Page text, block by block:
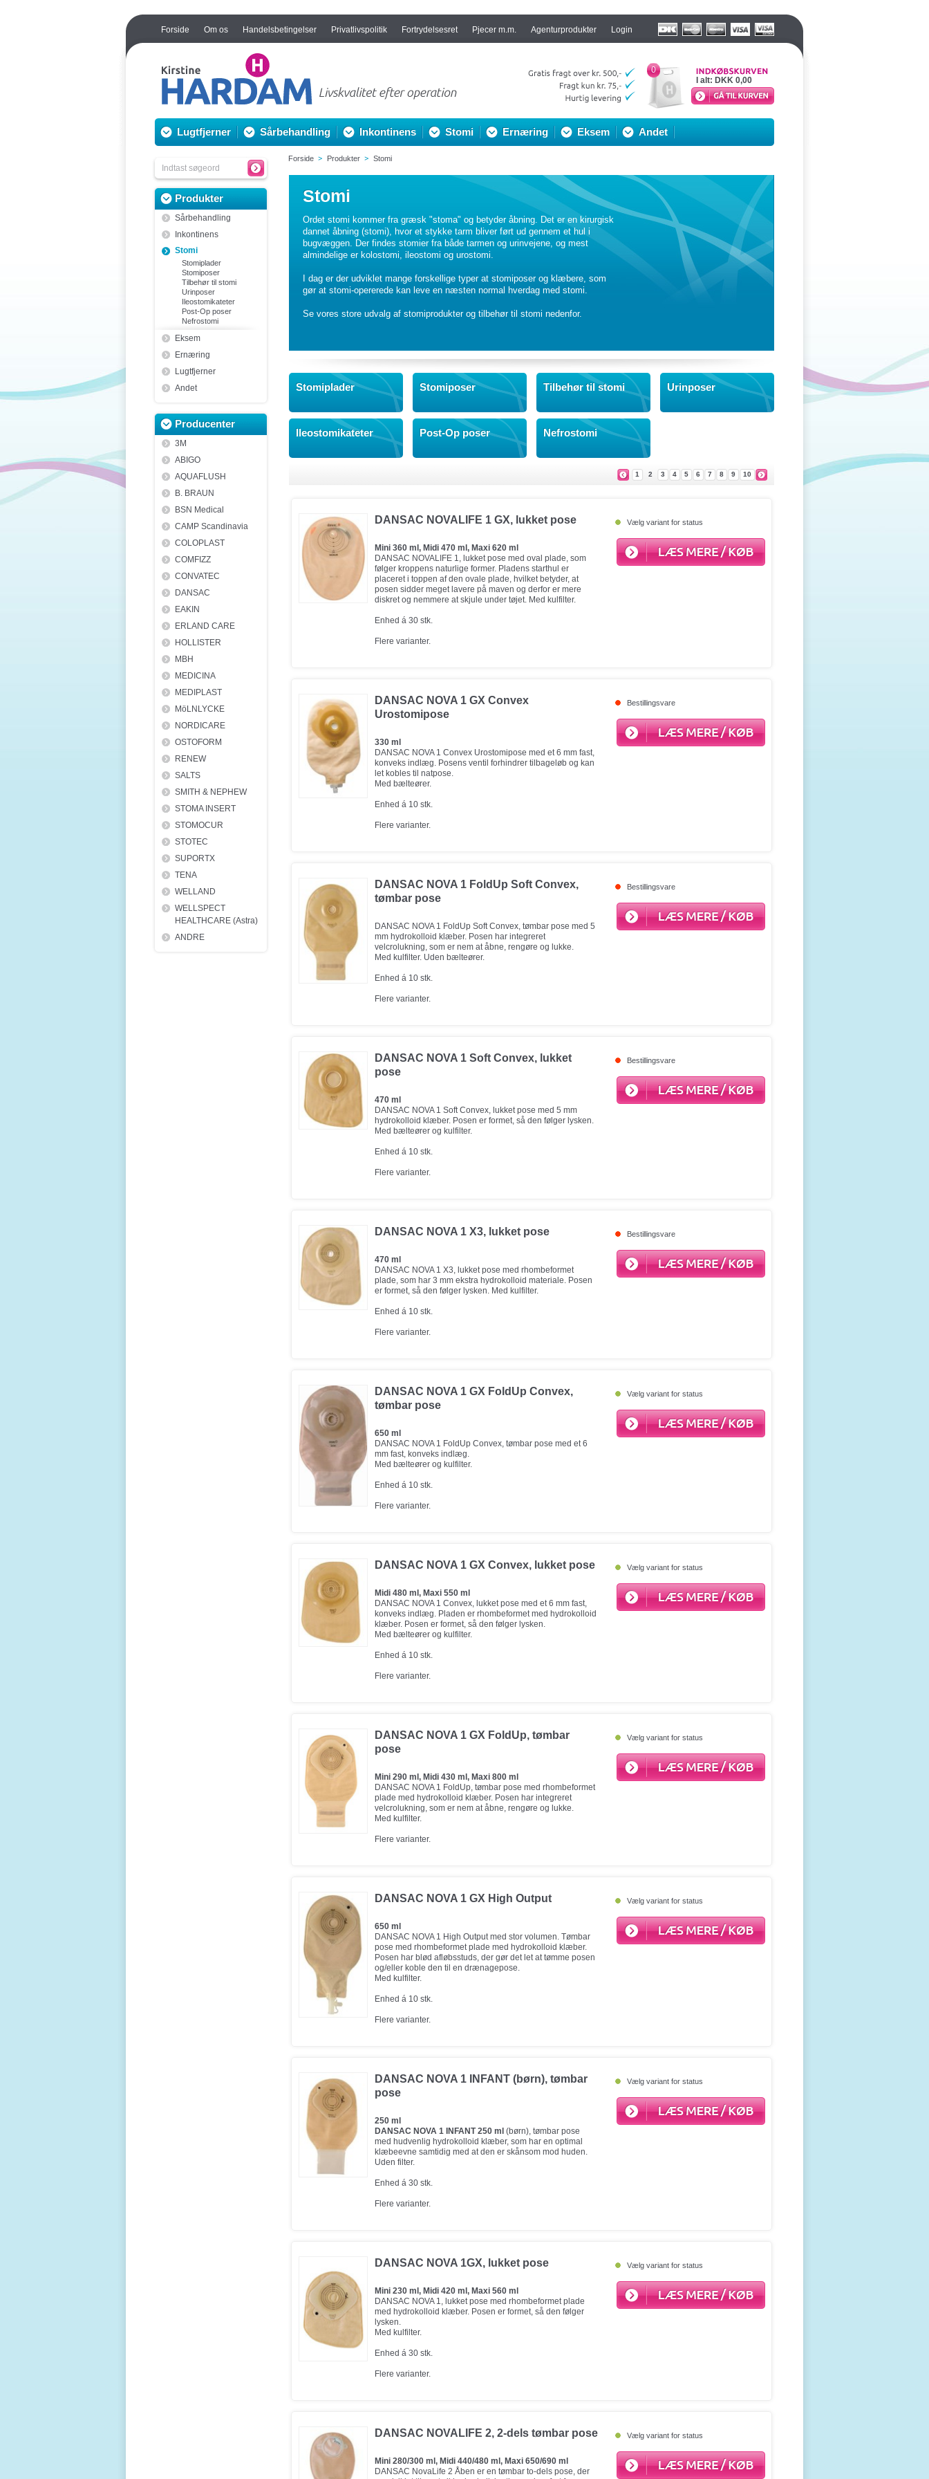
Forside Om os Handelsbetingelser Privatlivspolitik Fortrydelsesret Pjecer m.m. Agenturprodukter Login
Lugtfjerner Sårbehandling Inkontinens Stomi Ernæring Eksem Andet
0
I alt: DKK 0,00
Produkter
Sårbehandling
Inkontinens
Stomi
Stomiplader
Stomiposer
Tilbehør til stomi
Urinposer
Ileostomikateter
Post-Op poser
Nefrostomi
Eksem
Ernæring
Lugtfjerner
Andet
Producenter
3M
ABIGO
AQUAFLUSH
B. BRAUN
BSN Medical
CAMP Scandinavia
COLOPLAST
COMFIZZ
CONVATEC
DANSAC
EAKIN
ERLAND CARE
HOLLISTER
MBH
MEDICINA
MEDIPLAST
MöLNLYCKE
NORDICARE
OSTOFORM
RENEW
SALTS
SMITH & NEPHEW
STOMA INSERT
STOMOCUR
STOTEC
SUPORTX
TENA
WELLAND
WELLSPECT
HEALTHCARE (Astra)
ANDRE
Forside Produkter Stomi
Stomi
Ordet stomi kommer fra græsk "stoma" og betyder åbning. Det er en kirurgisk
dannet åbning (stomi), hvor et stykke tarm bliver ført ud gennem et hul i
bugvæggen. Der findes stomier fra både tarmen og urinvejene, og mest
almindelige er kolostomi, ileostomi og urostomi.
I dag er der udviklet mange forskellige typer at stomiposer og klæbere, som
gør at stomi-opererede kan leve en næsten normal hverdag med stomi.
Se vores store udvalg af stomiprodukter og tilbehør til stomi nedenfor.
Stomiplader Stomiposer Tilbehør til stomi Urinposer
Ileostomikateter Post-Op poser Nefrostomi
1 2 3 4 5 6 7 8 9 10
DANSAC NOVALIFE 1 GX, lukket pose
Mini 360 ml, Midi 470 ml, Maxi 620 ml
DANSAC NOVALIFE 1, lukket pose med oval plade, som
følger kroppens naturlige former. Pladens starthul er
placeret i toppen af den ovale plade, hvilket betyder, at
posen sidder meget lavere på maven og derfor er mere
diskret og nemmere at skjule under tøjet. Med kulfilter.
Enhed á 30 stk.
Flere varianter.
Vælg variant for status
DANSAC NOVA 1 GX Convex
Urostomipose
330 ml
DANSAC NOVA 1 Convex Urostomipose med et 6 mm fast,
konveks indlæg. Posens ventil forhindrer tilbageløb og kan
let kobles til natpose.
Med bælteører.
Enhed á 10 stk.
Flere varianter.
Bestillingsvare
DANSAC NOVA 1 FoldUp Soft Convex,
tømbar pose
DANSAC NOVA 1 FoldUp Soft Convex, tømbar pose med 5
mm hydrokolloid klæber. Posen har integreret
velcrolukning, som er nem at åbne, rengøre og lukke.
Med kulfilter. Uden bælteører.
Enhed á 10 stk.
Flere varianter.
Bestillingsvare
DANSAC NOVA 1 Soft Convex, lukket
pose
470 ml
DANSAC NOVA 1 Soft Convex, lukket pose med 5 mm
hydrokolloid klæber. Posen er formet, så den følger lysken.
Med bælteører og kulfilter.
Enhed á 10 stk.
Flere varianter.
Bestillingsvare
DANSAC NOVA 1 X3, lukket pose
470 ml
DANSAC NOVA 1 X3, lukket pose med rhombeformet
plade, som har 3 mm ekstra hydrokolloid materiale. Posen
er formet, så den følger lysken. Med kulfilter.
Enhed á 10 stk.
Flere varianter.
Bestillingsvare
DANSAC NOVA 1 GX FoldUp Convex,
tømbar pose
650 ml
DANSAC NOVA 1 FoldUp Convex, tømbar pose med et 6
mm fast, konveks indlæg.
Med bælteører og kulfilter.
Enhed á 10 stk.
Flere varianter.
Vælg variant for status
DANSAC NOVA 1 GX Convex, lukket pose
Midi 480 ml, Maxi 550 ml
DANSAC NOVA 1 Convex, lukket pose med et 6 mm fast,
konveks indlæg. Pladen er rhombeformet med hydrokolloid
klæber. Posen er formet, så den følger lysken.
Med bælteører og kulfilter.
Enhed á 10 stk.
Flere varianter.
Vælg variant for status
DANSAC NOVA 1 GX FoldUp, tømbar
pose
Mini 290 ml, Midi 430 ml, Maxi 800 ml
DANSAC NOVA 1 FoldUp, tømbar pose med rhombeformet
plade med hydrokolloid klæber. Posen har integreret
velcrolukning, som er nem at åbne, rengøre og lukke.
Med kulfilter.
Flere varianter.
Vælg variant for status
DANSAC NOVA 1 GX High Output
650 ml
DANSAC NOVA 1 High Output med stor volumen. Tømbar
pose med rhombeformet plade med hydrokolloid klæber.
Posen har blød afløbsstuds, der gør det let at tømme posen
og/eller koble den til en drænagepose.
Med kulfilter.
Enhed á 10 stk.
Flere varianter.
Vælg variant for status
DANSAC NOVA 1 INFANT (børn), tømbar
pose
250 ml
DANSAC NOVA 1 INFANT 250 ml (børn), tømbar pose
med hudvenlig hydrokolloid klæber, som har en optimal
klæbeevne samtidig med at den er skånsom mod huden.
Uden filter.
Enhed á 30 stk.
Flere varianter.
Vælg variant for status
DANSAC NOVA 1GX, lukket pose
Mini 230 ml, Midi 420 ml, Maxi 560 ml
DANSAC NOVA 1, lukket pose med rhombeformet plade
med hydrokolloid klæber. Posen er formet, så den følger
lysken.
Med kulfilter.
Enhed á 30 stk.
Flere varianter.
Vælg variant for status
DANSAC NOVALIFE 2, 2-dels tømbar pose
Mini 280/300 ml, Midi 440/480 ml, Maxi 650/690 ml
DANSAC NovaLife 2 Åben er en tømbar to-dels pose, der
Vælg variant for status